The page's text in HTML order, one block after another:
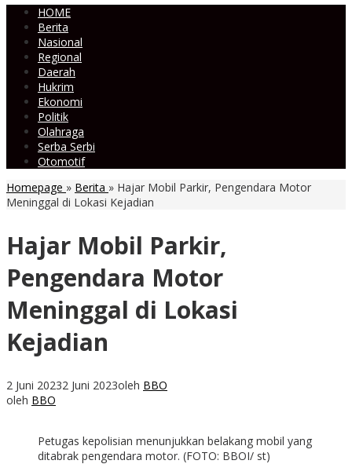
HOME
Berita
Nasional
Regional
Daerah
Hukrim
Ekonomi
Politik
Olahraga
Serba Serbi
Otomotif
Homepage » Berita » Hajar Mobil Parkir, Pengendara Motor
Meninggal di Lokasi Kejadian
Hajar Mobil Parkir,
Pengendara Motor
Meninggal di Lokasi
Kejadian
2 Juni 20232 Juni 2023oleh BBO
oleh BBO
Petugas kepolisian menunjukkan belakang mobil yang
ditabrak pengendara motor. (FOTO: BBOI/ st)